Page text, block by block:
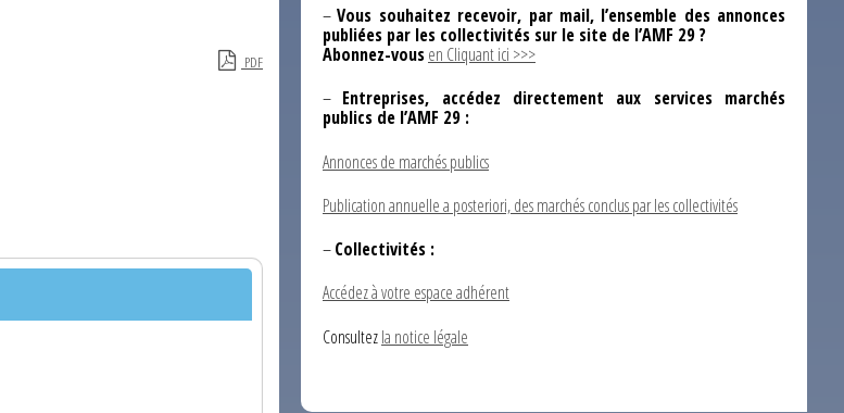
PDF
–Vous souhaitez recevoir, par mail, l’ensemble des annonces
publiées par les collectivités sur le site de l’AMF 29 ?
Abonnez-vousen Cliquant ici >>>
– Entreprises, accédez directement aux services marchés
publics de l’AMF 29 :
Annonces de marchés publics
Publication annuelle a posteriori, des marchés conclus par les collectivités
–Collectivités :
Accédez à votre espace adhérent
Consultezla notice légale